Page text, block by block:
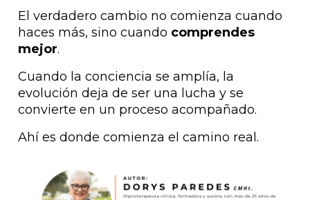
El verdadero cambio no comienza cuando
haces más, sino cuando comprendes
mejor.
Cuando la conciencia se amplía, la
evolución deja de ser una lucha y se
convierte en un proceso acompañado.
Ahí es donde comienza el camino real.